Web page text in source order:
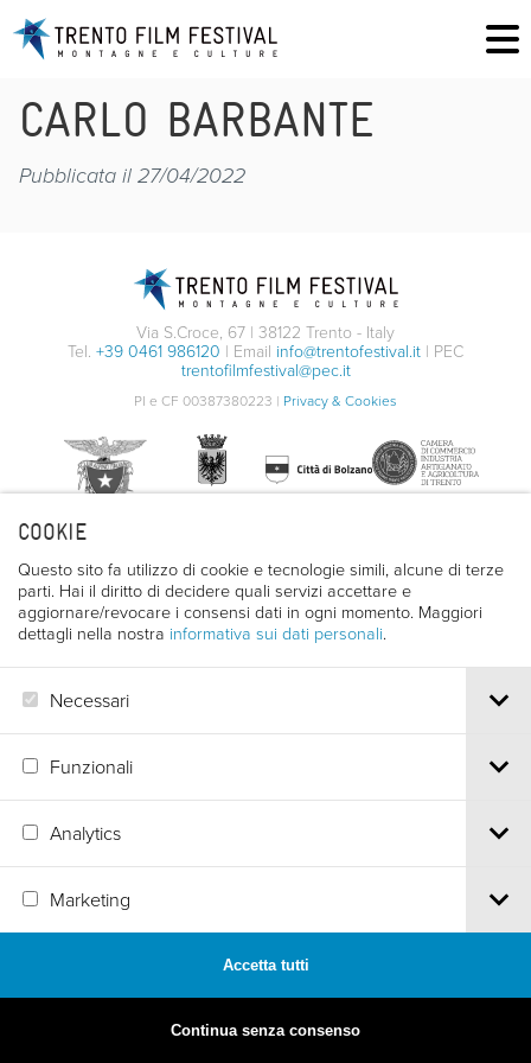
COOKIE
Questo sito fa utilizzo di cookie e tecnologie simili, alcune di terze
parti. Hai il diritto di decidere quali servizi accettare e
aggiornare/revocare i consensi dati in ogni momento. Maggiori
dettagli nella nostra informativa sui dati personali.
Necessari
Funzionali
Analytics
Marketing
Accetta tutti
Continua senza consenso
CARLO BARBANTE
Pubblicata il 27/04/2022
Via S.Croce, 67 | 38122 Trento - Italy
Tel. +39 0461 986120 | Email info@trentofestival.it | PEC
trentofilmfestival@pec.it
PI e CF 00387380223 | Privacy & Cookies